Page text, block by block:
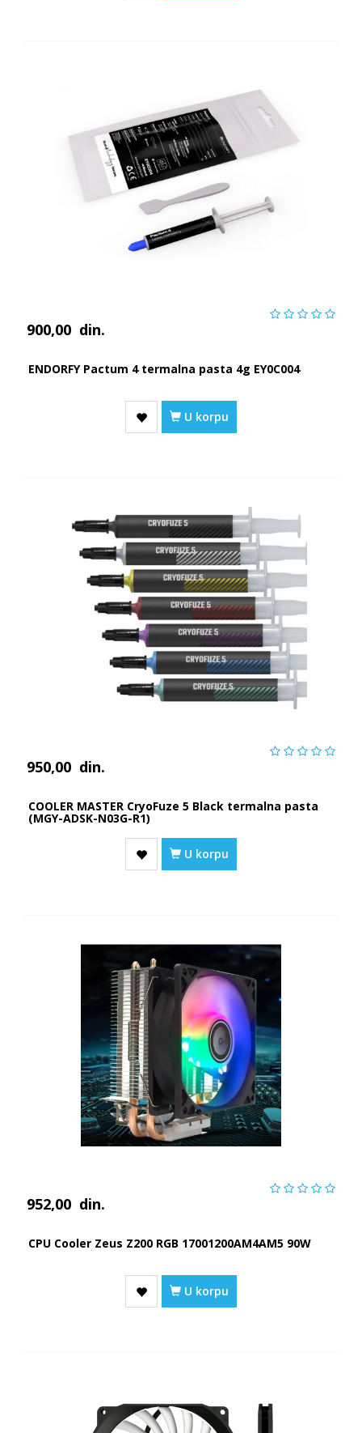
900,00 din.
ENDORFY Pactum 4 termalna pasta 4g EY0C004
U korpu
950,00 din.
COOLER MASTER CryoFuze 5 Black termalna pasta
(MGY-ADSK-N03G-R1)
U korpu
952,00 din.
CPU Cooler Zeus Z200 RGB 17001200AM4AM5 90W
U korpu